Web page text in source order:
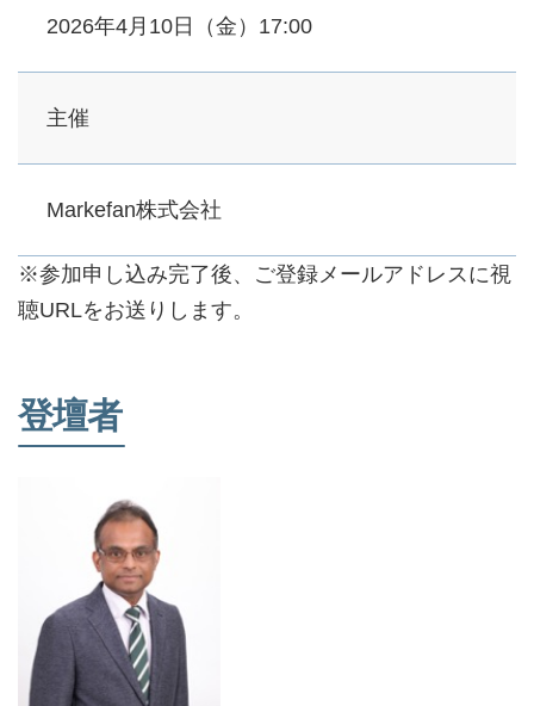
2026年4月10日（金）17:00
主催
Markefan株式会社
※参加申し込み完了後、ご登録メールアドレスに視
聴URLをお送りします。
登壇者